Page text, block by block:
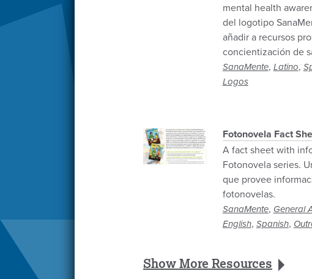
mental health
del logotipo
añadir a recursos
concientización de
SanaMente, Latino,
Logos
Fotonovela Fact
A fact sheet with
Fotonovela series.
que provee
fotonovelas.
SanaMente, General
English, Spanish,
Show More Resources